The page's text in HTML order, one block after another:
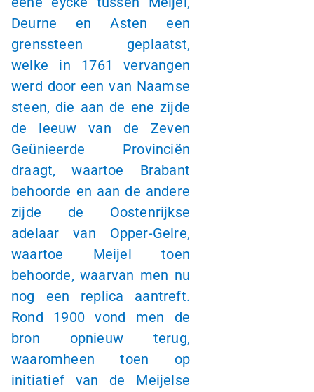
Deurne en Asten een
grenssteen geplaatst,
welke in 1761 vervangen
werd door een van Naamse
steen, die aan de ene zijde
de leeuw van de Zeven
Geünieerde Provinciën
draagt, waartoe Brabant
behoorde en aan de andere
zijde de Oostenrijkse
adelaar van Opper-Gelre,
waartoe Meijel toen
behoorde, waarvan men nu
nog een replica aantreft.
Rond 1900 vond men de
bron opnieuw terug,
waaromheen toen op
initiatief van de Meijelse